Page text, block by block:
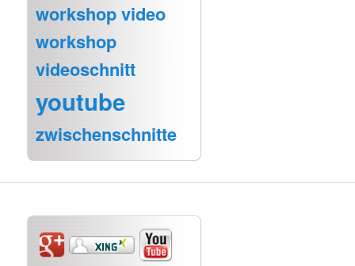
workshop video
workshop
videoschnitt
youtube
zwischenschnitte